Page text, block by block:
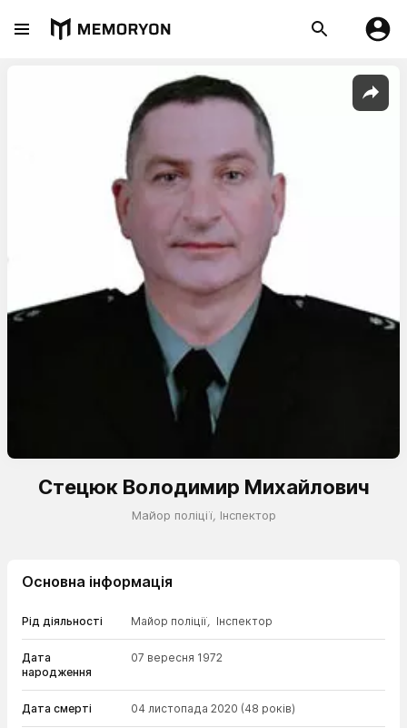
Стецюк Володимир Михайлович
Майор поліції, Інспектор
Основна інформація
Рід діяльності Майор поліції, Інспектор
Дата
народження
07 вересня 1972
Дата смерті 04 листопада 2020 (48 років)